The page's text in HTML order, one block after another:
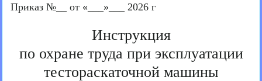
Приказ №__ от «___»___ 2026 г
Инструкция
по охране труда при эксплуатации
тестораскаточной машины